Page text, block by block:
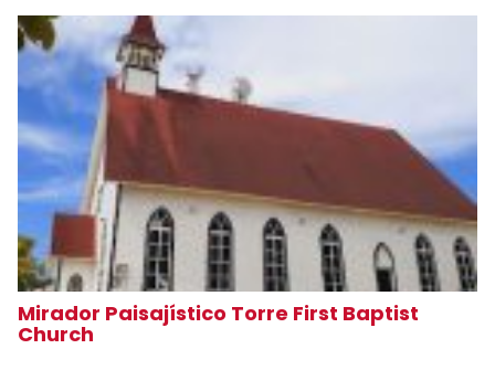
Mirador Paisajístico Torre First Baptist
Church